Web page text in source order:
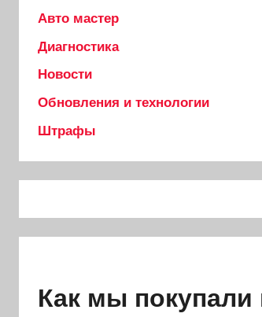
Как мы покупали
Авто мастер
Диагностика
Новости
Обновления и технологии
Штрафы